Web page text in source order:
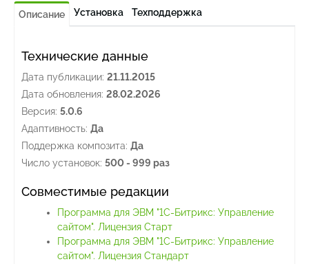
Описание Установка Техподдержка
Технические данные
Дата публикации: 21.11.2015
Дата обновления: 28.02.2026
Версия: 5.0.6
Адаптивность: Да
Поддержка композита: Да
Число установок: 500 - 999 раз
Совместимые редакции
Программа для ЭВМ "1С-Битрикс: Управление
сайтом". Лицензия Старт
Программа для ЭВМ "1С-Битрикс: Управление
сайтом". Лицензия Стандарт